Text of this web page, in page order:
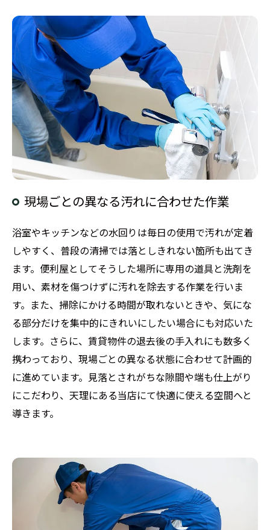
現場ごとの異なる汚れに合わせた作業
浴室やキッチンなどの水回りは毎日の使用で汚れが定着
しやすく、普段の清掃では落としきれない箇所も出てき
ます。便利屋としてそうした場所に専用の道具と洗剤を
用い、素材を傷つけずに汚れを除去する作業を行いま
す。また、掃除にかける時間が取れないときや、気にな
る部分だけを集中的にきれいにしたい場合にも対応いた
します。さらに、賃貸物件の退去後の手入れにも数多く
携わっており、現場ごとの異なる状態に合わせて計画的
に進めています。見落とされがちな隙間や端も仕上がり
にこだわり、天理にある当店にて快適に使える空間へと
導きます。